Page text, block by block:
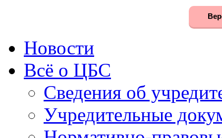
Новости
Всё о ЦБС
Сведения об
Учредительные